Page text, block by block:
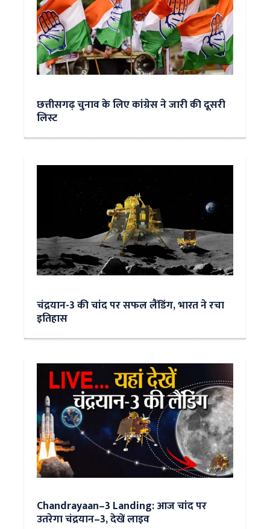
छत्तीसगढ़ चुनाव के लिए कांग्रेस ने जारी की दूसरी
लिस्ट
चंद्रयान-3 की चांद पर सफल लैंडिंग, भारत ने रचा
इतिहास
Chandrayaan–3 Landing: आज चांद पर
उतरेगा चंद्रयान–3, देखें लाइव